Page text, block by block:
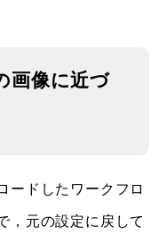
画像に近づ
ドしたワークフロ
，元の設定に戻して